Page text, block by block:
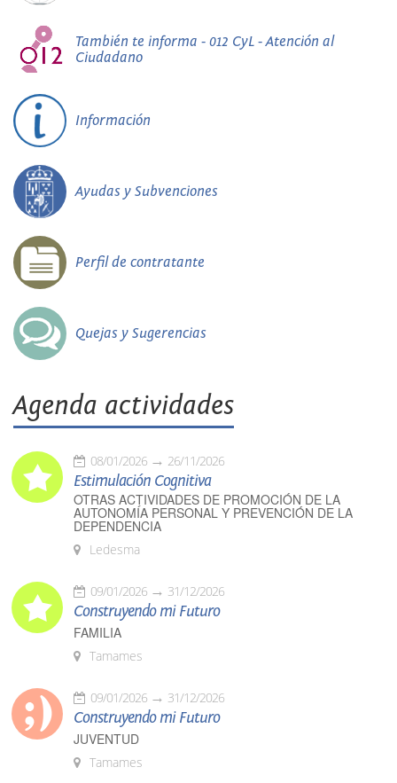
También te informa - 012 CyL - Atención al
Ciudadano
Información
Ayudas y Subvenciones
Perfil de contratante
Quejas y Sugerencias
Agenda actividades
08/01/2026 26/11/2026
Estimulación Cognitiva
OTRAS ACTIVIDADES DE PROMOCIÓN DE LA
AUTONOMÍA PERSONAL Y PREVENCIÓN DE LA
DEPENDENCIA
Ledesma
09/01/2026 31/12/2026
Construyendo mi Futuro
FAMILIA
Tamames
09/01/2026 31/12/2026
Construyendo mi Futuro
JUVENTUD
Tamames